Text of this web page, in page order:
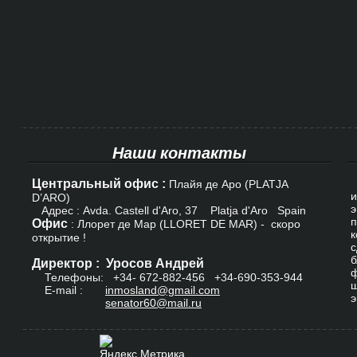
Наши контакты
Центральный офис : Плайя де Аро (PLATJA
D’ARO)
Адрес : Avda. Castell d'Aro, 37 Platja d'Aro Spain
Офис : Ллорет де Мар (LLORET DE MAR) - скоро
открытие !
Директор : Уросов Андрей
Телефоны: +34- 672-882-456
+34-690-353-944
E-mail : inmosland@gmail.com
senator60@mail.ru